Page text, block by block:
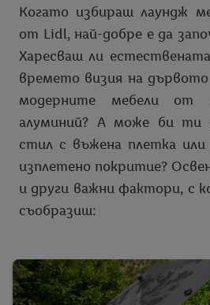
Когато избираш лаундж
от Lidl, най-добре е да
Харесваш ли
времето визия на
модерните мебели от
алуминий? А може би ти
стил с въжена плетка или
изплетено покритие?
и други важни фактори, с
съобразиш: